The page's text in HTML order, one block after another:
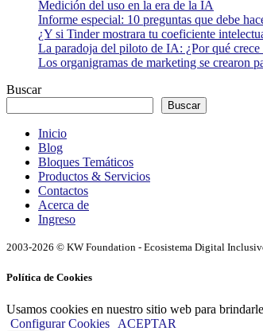
Medición del uso en la era de la IA
Informe especial: 10 preguntas que debe
¿Y si Tinder mostrara tu coeficiente
La paradoja del piloto de IA: ¿Por qué
Los organigramas de marketing se crearon
Buscar
Buscar
Inicio
Blog
Bloques Temáticos
Productos & Servicios
Contactos
Acerca de
Ingreso
2003-2026 © KW Foundation - Ecosistema Digital
Política de Cookies
Usamos cookies en nuestro sitio web para
Configurar Cookies
ACEPTAR